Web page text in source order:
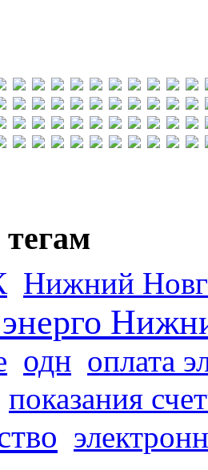
Нижний
одн оплата
показания